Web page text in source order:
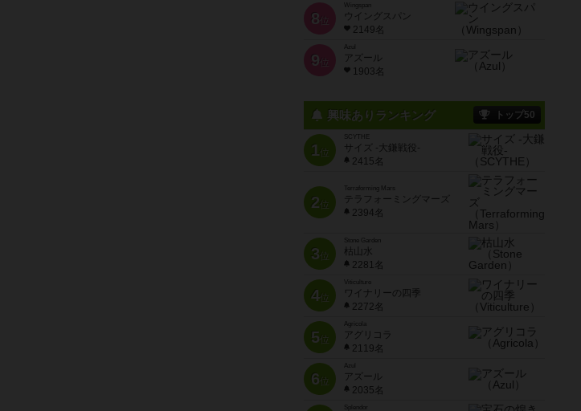
8 位
Wingspan
ウイングスパン
2149名
9 位
Azul
アズール
1903名
興味ありランキング トップ50
1位
SCYTHE
サイズ -大鎌戦役-
2415名
2位
Terraforming Mars
テラフォーミングマーズ
2394名
3位
Stone Garden
枯山水
2281名
4位
Viticulture
ワイナリーの四季
2272名
5位
Agricola
アグリコラ
2119名
6位
Azul
アズール
2035名